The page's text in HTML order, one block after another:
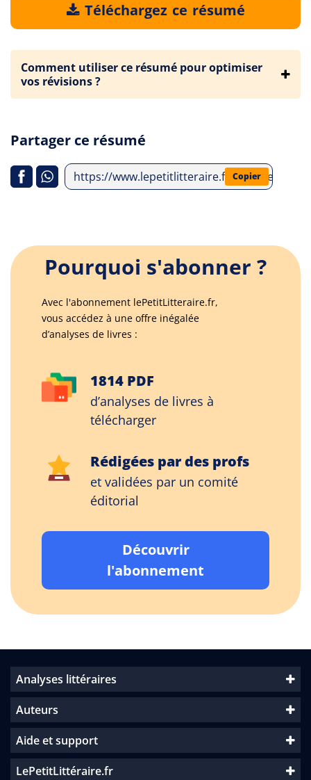
Téléchargez ce résumé
Comment utiliser ce résumé pour optimiser
vos révisions ?
Partager ce résumé
https://www.lepetitlitteraire.fr/analyses-
Copier
Pourquoi s'abonner ?
Avec l'abonnement lePetitLitteraire.fr,
vous accédez à une offre inégalée
d’analyses de livres :
1814 PDF
d’analyses de livres à
télécharger
Rédigées par des profs
et validées par un comité
éditorial
Découvrir
l'abonnement
Analyses littéraires
Auteurs
Aide et support
LePetitLittéraire.fr